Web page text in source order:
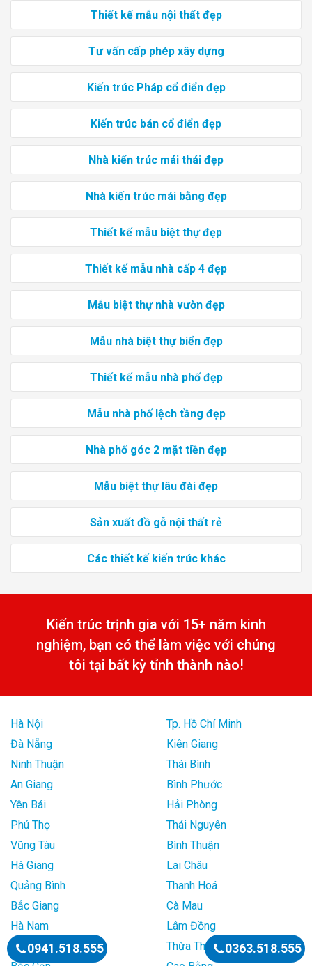
Thiết kế mẫu nội thất đẹp
Tư vấn cấp phép xây dựng
Kiến trúc Pháp cổ điển đẹp
Kiến trúc bán cổ điển đẹp
Nhà kiến trúc mái thái đẹp
Nhà kiến trúc mái bằng đẹp
Thiết kế mẫu biệt thự đẹp
Thiết kế mẫu nhà cấp 4 đẹp
Mẫu biệt thự nhà vườn đẹp
Mẫu nhà biệt thự biển đẹp
Thiết kế mẫu nhà phố đẹp
Mẫu nhà phố lệch tầng đẹp
Nhà phố góc 2 mặt tiền đẹp
Mẫu biệt thự lâu đài đẹp
Sản xuất đồ gỗ nội thất rẻ
Các thiết kế kiến trúc khác
Kiến trúc trịnh gia với 15+ năm kinh
nghiệm, bạn có thể làm việc với chúng
tôi tại bất kỳ tỉnh thành nào!
Hà Nội
Tp. Hồ Chí Minh
Đà Nẵng
Kiên Giang
Ninh Thuận
Thái Bình
An Giang
Bình Phước
Yên Bái
Hải Phòng
Phú Thọ
Thái Nguyên
Vũng Tàu
Bình Thuận
Hà Giang
Lai Châu
Quảng Bình
Thanh Hoá
Bắc Giang
Cà Mau
Hà Nam
Lâm Đồng
Quảng Nam
Thừa Thiên Huế
0941.518.555 0363.518.555